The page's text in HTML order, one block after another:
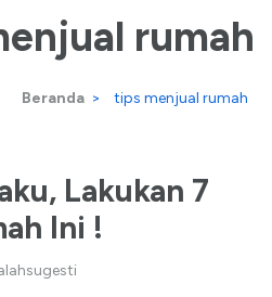
rumah
Beranda > tips menjual rumah
Lakukan 7
Ini !